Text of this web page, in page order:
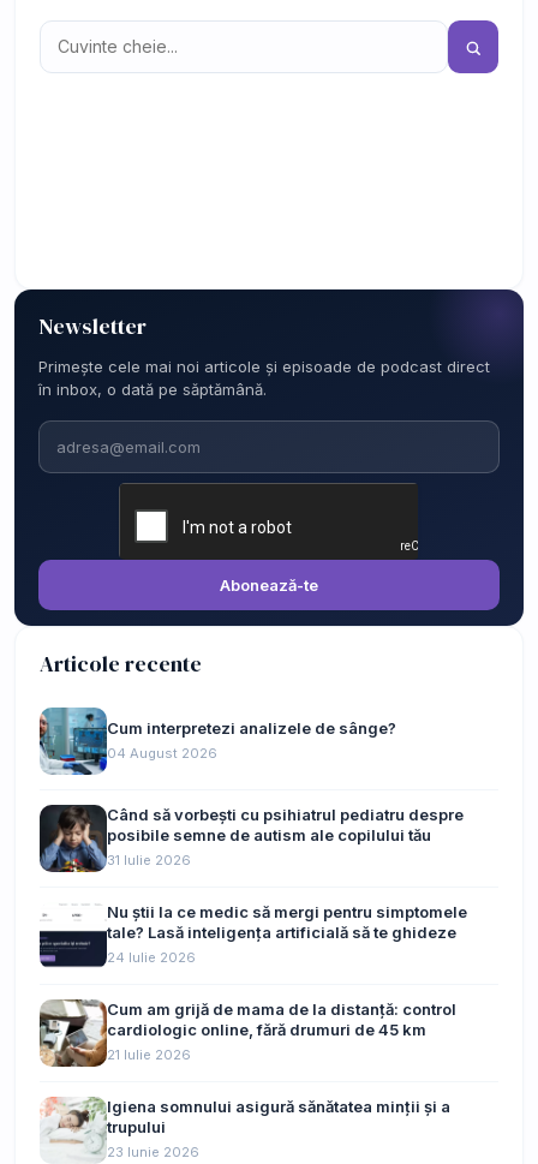
Newsletter
Primește cele mai noi articole și episoade de podcast direct
în inbox, o dată pe săptămână.
Email
Abonează-te
Articole recente
Cum interpretezi analizele de sânge?
04 August 2026
Când să vorbești cu psihiatrul pediatru despre
posibile semne de autism ale copilului tău
31 Iulie 2026
Nu știi la ce medic să mergi pentru simptomele
tale? Lasă inteligența artificială să te ghideze
24 Iulie 2026
Cum am grijă de mama de la distanță: control
cardiologic online, fără drumuri de 45 km
21 Iulie 2026
Igiena somnului asigură sănătatea minții și a
trupului
23 Iunie 2026